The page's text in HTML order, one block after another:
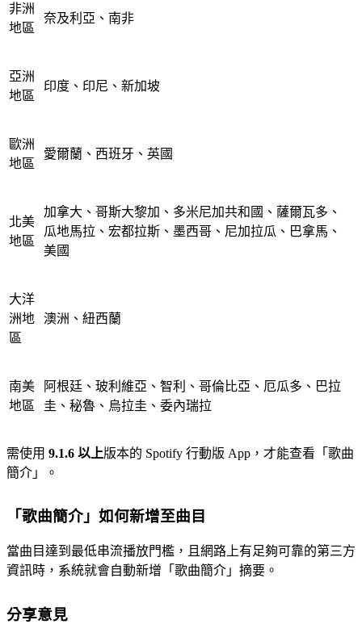
非洲
地區
奈及利亞、南非
亞洲
地區
印度、印尼、新加坡
歐洲
地區
愛爾蘭、西班牙、英國
北美
地區
加拿大、哥斯大黎加、多米尼加共和國、薩爾瓦多、
瓜地馬拉、宏都拉斯、墨西哥、尼加拉瓜、巴拿馬、
美國
大洋
洲地
區
澳洲、紐西蘭
南美
地區
阿根廷、玻利維亞、智利、哥倫比亞、厄瓜多、巴拉
圭、秘魯、烏拉圭、委內瑞拉
需使用 9.1.6 以上版本的 Spotify 行動版 App，才能查看「歌曲
簡介」。
「歌曲簡介」如何新增至曲目
當曲目達到最低串流播放門檻，且網路上有足夠可靠的第三方
資訊時，系統就會自動新增「歌曲簡介」摘要。
分享意見